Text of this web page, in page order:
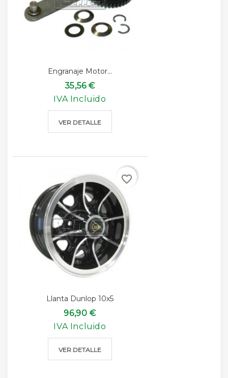
Engranaje Motor...
35,56 €
IVA Incluido
VER DETALLE
Llanta Dunlop 10x5
96,90 €
IVA Incluido
VER DETALLE
favorite_border